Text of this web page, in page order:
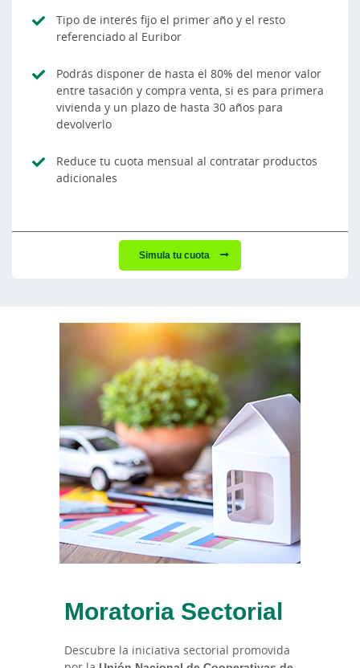
Tipo de interés fijo el primer año y el resto
referenciado al Euribor
Podrás disponer de hasta el 80% del menor valor
entre tasación y compra venta, si es para primera
vivienda y un plazo de hasta 30 años para
devolverlo
Reduce tu cuota mensual al contratar productos
adicionales
Simula tu cuota
Moratoria Sectorial
Descubre la iniciativa sectorial promovida